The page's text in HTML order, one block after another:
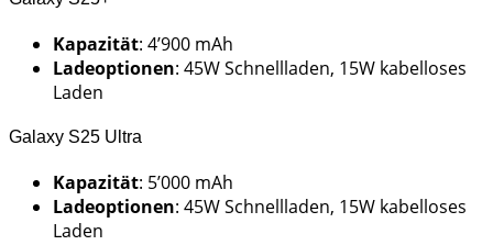
Kapazität: 4’900 mAh
Ladeoptionen: 45W Schnellladen, 15W kabelloses
Laden
Galaxy S25 Ultra
Kapazität: 5’000 mAh
Ladeoptionen: 45W Schnellladen, 15W kabelloses
Laden